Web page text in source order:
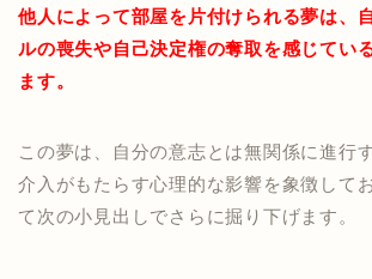
他人によって部屋を片付けられる夢は、
ルの喪失や自己決定権の奪取を感じてい
ます。
この夢は、自分の意志とは無関係に進行
介入がもたらす心理的な影響を象徴して
て次の小見出しでさらに掘り下げます。